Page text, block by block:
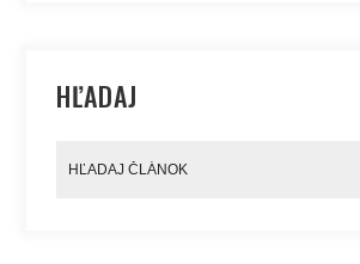
HĽADAJ